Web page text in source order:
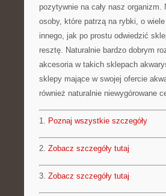
pozytywnie na cały nasz
osoby, które patrzą na rybki, o
innego, jak po prostu odwiedzić
resztę. Naturalnie bardzo dobrym
akcesoria w takich sklepach
sklepy mające w swojej ofercie
również naturalnie niewygórowane
1. Poznaj wszystkie szczegóły
2. Zobacz szczegóły tutaj
3. Zobacz szczegóły tutaj